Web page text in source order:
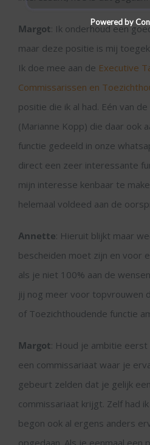
Margot: Ik onderhoud een
maar deze positie is mij
Ik doe mee aan de Executive
Commissarissen en
positie die ik al had. Eén van
(Marianne Kopp) die daar ook
functie gedeeld in onze
direct een zeer interessante
mijn interesse kenbaar te
helemaal voldeed aan de
Annette: Hieruit blijkt maar
bescheiden moet zijn en voor
als je niet 100% aan de
jij nog meer voor topvrouwen
of Toezichthoudende functie
Margot: Houd je ambitie
een commissariaat waar je
gebeurt zelden dat je gelijk
commissariaat krijgt. Zelf had
begon ook al ergens anders
Powered by